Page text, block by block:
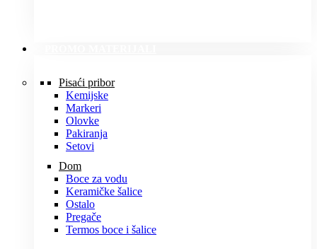
Pisaći pribor
Kemijske
Markeri
Olovke
Pakiranja
Setovi
Dom
Boce za vodu
Keramičke šalice
Ostalo
Pregače
Termos boce i šalice